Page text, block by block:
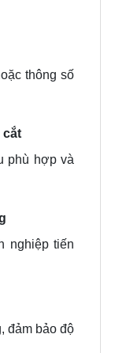
thông số
cắt
phù hợp và
nghiệp tiến
đảm bảo độ